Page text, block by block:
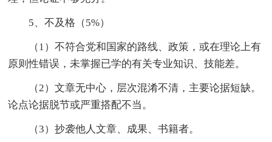
5、不及格（5%）
（1）不符合党和国家的路线、政策，或在理论上有
原则性错误，未掌握已学的有关专业知识、技能差。
（2）文章无中心，层次混淆不清，主要论据短缺。
论点论据脱节或严重搭配不当。
（3）抄袭他人文章、成果、书籍者。